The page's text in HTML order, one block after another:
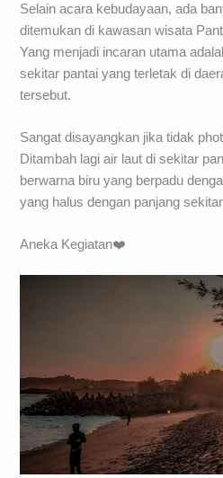
Selain acara kebudayaan, ada
ditemukan di kawasan wisata
Yang menjadi incaran utama
sekitar pantai yang terletak di
tersebut.
Sangat disayangkan jika tidak
Ditambah lagi air laut di sekitar
berwarna biru yang berpadu
yang halus dengan panjang
Aneka Kegiatan❤️